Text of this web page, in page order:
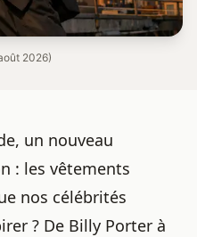
2026)
un nouveau
: les vêtements
nos célébrités
? De Billy Porter à